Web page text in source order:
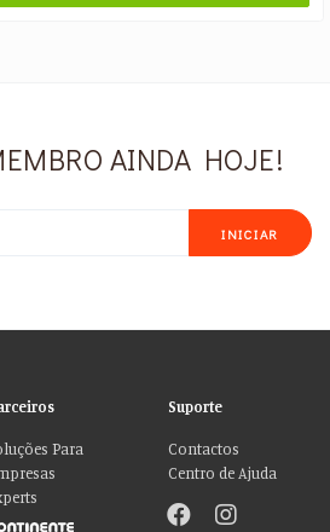
AINDA HOJE!
INICIAR
Para
Suporte
Contactos
Centro de Ajuda